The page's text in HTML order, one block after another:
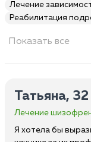
Лечение
Реабилитация
Показать все
Татьяна,
Лечение
Я хотела бы